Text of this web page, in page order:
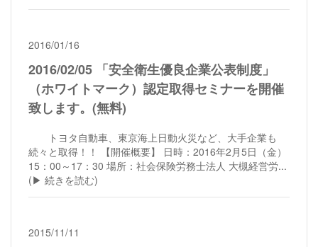
2016/01/16
2016/02/05 「安全衛生優良企業公表制度」
（ホワイトマーク）認定取得セミナーを開催
致します。(無料)
トヨタ自動車、東京海上日動火災など、大手企業も
続々と取得！！ 【開催概要】 日時：2016年2月5日（金）
15：00～17：30 場所：社会保険労務士法人 大槻経営労...
(▶︎ 続きを読む)
2015/11/11